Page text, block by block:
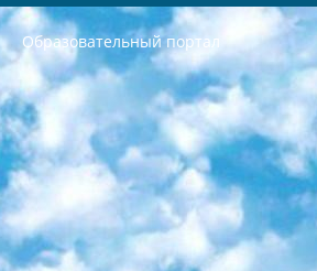
Образовательный портал
РЕСПУБЛИКА УЗБЕКИСТАН МИНИСТРЕРСТВО ДОШКОЛЬНОГО И ШКОЛЬНОГО ОБРАЗОВАНИЯ КОМАНДА в общеобразовательных учреждениях в 2023-2024 учебном году организация и проведение итоговой государственной аттестации обучающихся о Министра дошкольного и школьного образования Республики Узбекистан от 4 марта 2008 года (постановлением Минюста от 20 марта 2008 года № 1778 государственной регистрации) «Итоговое состояние учащихся общего среднего образования на основании положения об утверждении положения об аттестации общего среднего образования выпускной экзамен студентов в образовательных учреждениях в 2023-2024 учебном году В целях организации и прохождения аттестации приказываю: 1. Следующее: перечень предметов, по которым будет проводиться итоговая государственная аттестация и экзамен формы перевода согласно приложению 1; сертификаты международного образца, оценивающие уровень владения иностранными языками перечень согласно приложению 2; 2. Педагогический при специализированных образовательных учреждениях. научно-практический центр квалификации и международной оценки (Д.Давидова) 2024 г. До 25 марта: задания по предметам, по которым будет проводиться итоговая аттестация разработка и утверждение технических условий; итоговая аттестация на основании разработанного предметного задания разработка вопросов по предметам (устно и письменно), экзамен передача; общеобразовательные средние школы и специальные учебные заведения учащиеся выпускных классов школ и интернатов в агентской системе подготовка базы данных экзаменационных материалов и критериев оценки; перевод базы экзаменационных материалов на все языки обучения подать в Республиканский образовательный центр для изготовления; варианты экзаменов на основе разработанных контрольных материалов пусть будут поставлены задачи формирования. 3. Республиканский образовательный центр (Ш.Худайкулов) до 5 апреля 2024 года. до: база данных предоставленных экзаменационных материалов на все языки обучения перевод и экспертиза; для слепых, слабовидящих, глухих, слабослышащих и умственно отсталых детей учащиеся выпускных классов специализированных школ и школ-интернатов база данных экзаменационных материалов на всех преподаваемых языках подготовка критериев оценки; специализированные школы для умственно отсталых детей и технологии для учащихся выпускных классов школ-интернатов разработка соответствующих рекомендаций и критериев проведения ЕГЭ по естествознанию давать задания. 4. Педагогический при специализированных образовательных учреждениях. Научно-практический центр навыков и международной оценки (Д.Давидова), Республика образовательный центр (Худайкулов Ш.) итоговый государственный аттестационный экзамен ориентирован на творческое и логическое мышление при подготовке базы материалов учитывать введение заданий. 5. Следует отметить, что: сертификат государственного образца о знании общеобразовательного предмета и как минимум национальный уровень B1 по предметам на иностранных языках, указанным в Приложении 2. или международно признанный сертификат эквивалентного уровня студенты, изучающие определенный предмет, освобождаются от экзамена; по соответствующим предметам запланирована итоговая государственная аттестация за день до дня, путем жеребьевки Рабочей группой (в письменной форме по предметам, проводимым в форме) из числа сформированных вариантов выбрано 2 варианта; 2 выбранных варианта экзамена анонсированы на официальном сайте министерства и все выпускники по всей стране на основе этих вариантов проводит итоговую государственную аттестацию. 6. Государственное образование учащихся средних общеобразовательных учреждений. знания в соответствии с квалификационными требованиями, которые необходимо приобрести на основании стандартов итоговый (выпускной) контроль для 9 и 11 классов в целях тестирования Экзамены (далее – экзамены) состоят из предметов, перечисленных в приложении 1. будет сделано. 7. Экзамены пройдут с 26 мая по 15 июня 2024 г. (кроме науки физического воспитания). 8. Физическая для учащихся 9 классов общесредних образовательных учреждений. Экзамены по предмету «Образование, квалификация медицина» 1-6 мая 2024 года. сотрудники перевести под присмотр (с отклонениями в физическом или умственном развитии) специализированная школа для детей, школы-интернаты и со сколиозом школы-интернаты санаторного типа для больных детей исключены). 9. Он был слепым, слабовидящим и имел нарушения опорно-двигательного аппарата. экзамены в специализированных школах и интернатах для детей должны проводиться исходя из требований, предъявляемых к общеобразовательным учреждениям (физкультура кроме науки). 10. Специализированная школа для глухих и слабослышащих детей. и экзамены в интернатах и быть реализован в виде письменного теста по математике. 11. Специальность для умственно отсталых детей. Для 9 класса Родной язык и литературное письмо Государственный язык (язык обучения – узбекский). для неклассов) написано Математическое письмо Письменная/устная история Узбекистана Физическое воспитание практично Итоговый контроль Для 11 класса Написание родного языка и литературы (эссе) Математическое письмо Узбекский язык (обучение на узбекском языке) не посещающее общее среднее образование для учреждений)/Образовательное учреждение выбор письменный и устный Иностранный язык письменный/устный Письменная/устная история Узбекистана *По выбору студента:  Химия  Физика  Основы государственного права  География 10 бесплатных образовательных ресурсов - Мы составили подборку онлайн-проектов с интерактивными упражнениями, видеолекциями и статьями. Они помогут вам обрести новые и освежить старые знания бесплатно. 1. «ИНТУИТ» Старейшая образовательная площадка Рунета. Здесь вы найдёте сотни текстовых и видеокурсов на десятки различных тем — от программирования до психологии. Многие курсы подготовлены российскими университетами и крупными международными компаниями вроде Intel и Microsoft. Самостоятельное обучение бесплатное, но желающие могут оплатить услуги персональных наставников. 2. «Смартия» знакомит с актуальными профессиями и подсказывает, как им обучаться. Выбрав заинтересовавшую вас специальность — SMM-специалист, фотограф, веб-дизайнер или другую, — увидите список необходимых для неё умений. Чтобы вы могли освоить их самостоятельно, для каждого умения площадка отображает подборку ссылок на учебные материалы. Хотя «Смартия» ориентируется на русскоязычную аудиторию, часть контента всё же доступна только на английском. 3. «Лекторий Физтеха» Проект Московского физико-технического института (Физтеха). С его помощью вы можете смотреть онлайн серии лекций, записанные на видео в этом вузе. В числе доступных предметов — физика, биология, химия, информационные технологии и другие. К некоторым лекциям администрация ресурса прилагает готовые конспекты, которые можно скачивать в PDF-формате. 4. ITMOcourses Онлайн-площадка Санкт-Петербургского национального исследовательского университета информационных технологий, механики и оптики (ИТМО). Ресурс предоставляет свободный доступ к курсам, разработанным в этом вузе. Каталог материалов разбит на четыре категории: «Оптические системы и технологии», «Приборостроение и робототехника», «Информационные технологии» и «Биотехнологии». Курсы состоят из видеолекций, интерактивных демонстраций и заданий. 5. «КиберЛенинка» Электронная научная библиотека открытого доступа. Каталог площадки регулярно обрастает текстами статей из различных научных изданий. Сгруппированные по журналам и рубрикам публикации можно читать онлайн или скачивать целиком в PDF-формате. Проект нацелен на популяризацию науки за счёт открытого доступа к качественной информации. 6. «ПостНаука» На этом ресурсе публикуют подборки видеолекций, составленные экспертами из разных отраслей и объединённые общими темами. Среди них, к примеру, есть серии «Биоинформатика и геномика», «Культура средневековой Скандинавии» и Cinema Studies о теории кино. Каждая подборка лекций — логически связанная история, рассказанная